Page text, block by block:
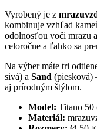
Vyrobený je z
kombinuje vzhľad
odolnosťou voči mrazu
celoročne a ľahko sa
Na výber máte tri
sivá) a Sand (piesková)
aj prírodným štýlom.
Model: Titano 50
Materiál: